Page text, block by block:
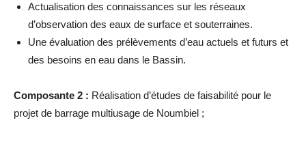
Actualisation des connaissances sur les réseaux
d’observation des eaux de surface et souterraines.
Une évaluation des prélèvements d’eau actuels et futurs et
des besoins en eau dans le Bassin.
Composante 2 : Réalisation d’études de faisabilité pour le
projet de barrage multiusage de Noumbiel ;